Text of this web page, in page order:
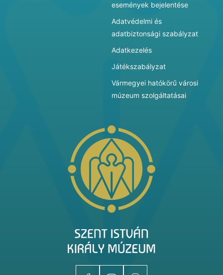
események bejelentése
Adatvédelmi és
adatbiztonsági szabályzat
Adatkezelés
Játékszabályzat
Vármegyei hatókörű városi
múzeum szolgáltatásai